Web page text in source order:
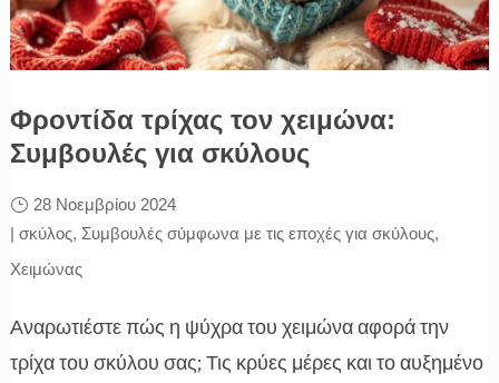
Φροντίδα τρίχας τον χειμώνα:
Συμβουλές για σκύλους
28 Νοεμβρίου 2024
| σκύλος, Συμβουλές σύμφωνα με τις εποχές για σκύλους,
Χειμώνας
Αναρωτιέστε πώς η ψύχρα του χειμώνα αφορά την
τρίχα του σκύλου σας; Τις κρύες μέρες και το αυξημένο